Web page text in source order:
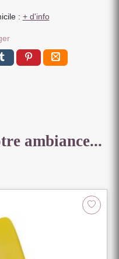
: + d'info
ambiance...